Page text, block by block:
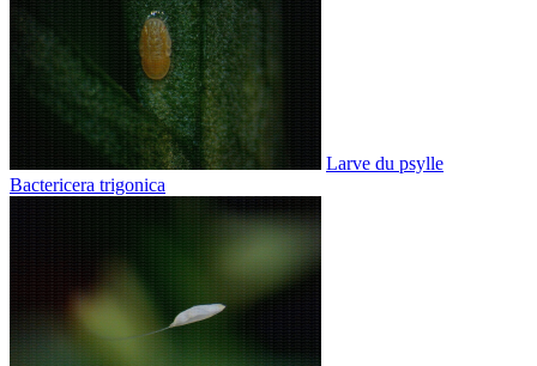
Larve du psylle
Bactericera trigonica